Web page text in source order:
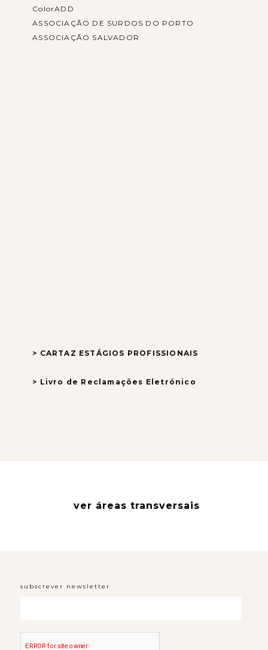
ColorADD
ASSOCIAÇÃO DE SURDOS DO PORTO
ASSOCIAÇÃO SALVADOR
> CARTAZ ESTÁGIOS PROFISSIONAIS
> Livro de Reclamações Eletrónico
ver áreas transversais
subscrever newsletter